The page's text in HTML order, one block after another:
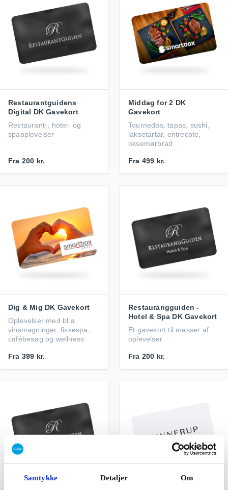
Samtykke Detaljer Om
Restaurantguidens
Digital DK Gavekort
Restaurant-, hotel- og
spaoplevelser
Fra 200 kr.
Middag for 2 DK
Gavekort
Tournedos, tapas, sushi,
laksetartar, entrecote,
oksemørbrad
Fra 499 kr.
Dig & Mig DK Gavekort
Oplevelser med bl.a.
vinsmagninger, fiskespa,
cafébesøg og wellness
Fra 399 kr.
Restaurangguiden -
Hotel & Spa DK Gavekort
Et gavekort til masser af
oplevelser
Fra 200 kr.